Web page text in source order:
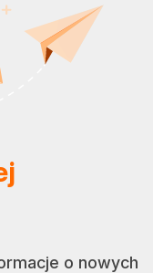
o nowych